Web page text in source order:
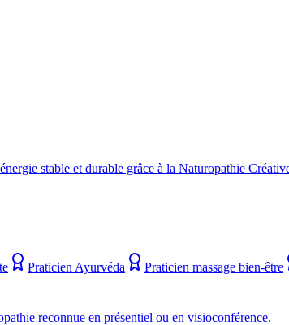
stable et durable grâce à la Naturopathie
Praticien Ayurvéda Praticien massage bien-être
reconnue en présentiel ou en visioconférence.